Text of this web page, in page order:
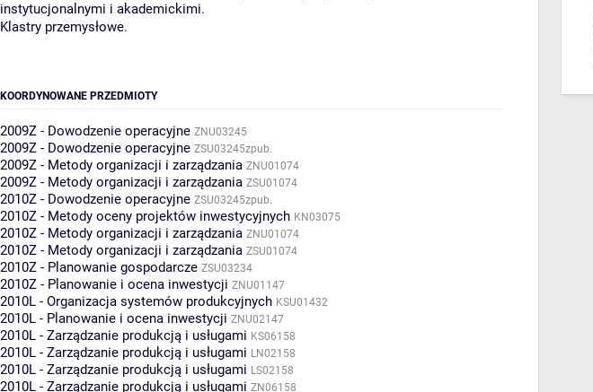
instytucjonalnymi i akademickimi.
Klastry przemysłowe.
KOORDYNOWANE PRZEDMIOTY
2009Z - Dowodzenie operacyjne ZNU03245
2009Z - Dowodzenie operacyjne ZSU03245zpub.
2009Z - Metody organizacji i zarządzania ZNU01074
2009Z - Metody organizacji i zarządzania ZSU01074
2010Z - Dowodzenie operacyjne ZSU03245zpub.
2010Z - Metody oceny projektów inwestycyjnych KN03075
2010Z - Metody organizacji i zarządzania ZNU01074
2010Z - Metody organizacji i zarządzania ZSU01074
2010Z - Planowanie gospodarcze ZSU03234
2010Z - Planowanie i ocena inwestycji ZNU01147
2010L - Organizacja systemów produkcyjnych KSU01432
2010L - Planowanie i ocena inwestycji ZNU02147
2010L - Zarządzanie produkcją i usługami KS06158
2010L - Zarządzanie produkcją i usługami LN02158
2010L - Zarządzanie produkcją i usługami LS02158
2010L - Zarządzanie produkcją i usługami ZN06158